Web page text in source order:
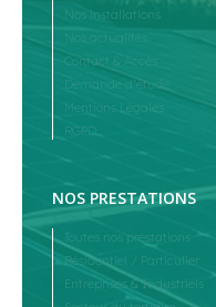
Nos installations
Nos actualités
Contact & Accès
Demande d’étude
Mentions Légales
RGPD
NOS PRESTATIONS
Toutes nos prestations
Résidentiel / Particulier
Entreprises & Industriels